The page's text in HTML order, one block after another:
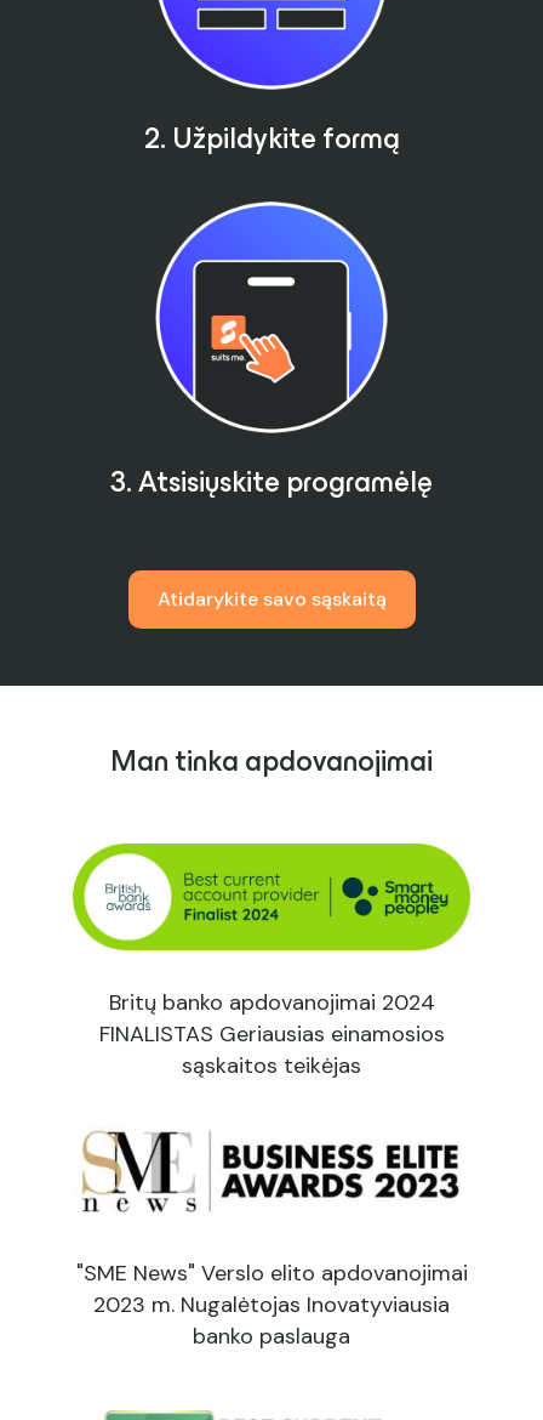
2. Užpildykite formą
3. Atsisiųskite programėlę
Atidarykite savo sąskaitą
Man tinka apdovanojimai
Britų banko apdovanojimai 2024
FINALISTAS Geriausias einamosios
sąskaitos teikėjas
"SME News" Verslo elito apdovanojimai
2023 m. Nugalėtojas Inovatyviausia
banko paslauga